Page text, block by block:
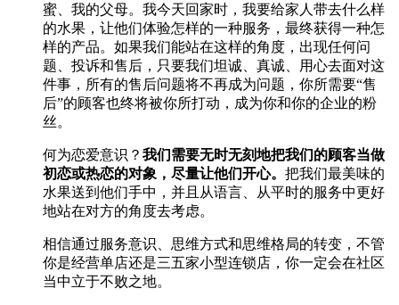
蜜、我的父母。我今天回家时，我要给家人带去什么样
的水果，让他们体验怎样的一种服务，最终获得一种怎
样的产品。如果我们能站在这样的角度，出现任何问
题、投诉和售后，只要我们坦诚、真诚、用心去面对这
件事，所有的售后问题将不再成为问题，你所需要“售
后”的顾客也终将被你所打动，成为你和你的企业的粉
丝。
何为恋爱意识？ 我们需要无时无刻地把我们的顾客当做
初恋或热恋的对象，尽量让他们开心。 把我们最美味的
水果送到他们手中，并且从语言、从平时的服务中更好
地站在对方的角度去考虑。
相信通过服务意识、思维方式和思维格局的转变，不管
你是经营单店还是三五家小型连锁店，你一定会在社区
当中立于不败之地。